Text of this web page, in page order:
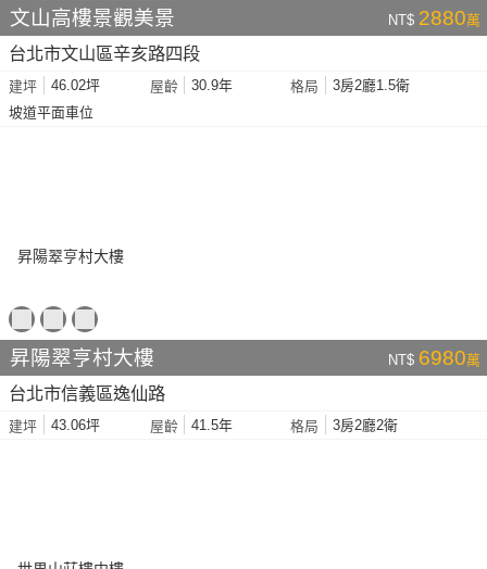
文山高樓景觀美景 NT$ 2880萬
台北市文山區辛亥路四段
建坪 46.02坪 屋齡 30.9年 格局
3房2廳1.5衛
坡道平面車位
昇陽翠亨村大樓 NT$ 6980萬
台北市信義區逸仙路
建坪 43.06坪 屋齡 41.5年 格局 3房2廳2衛